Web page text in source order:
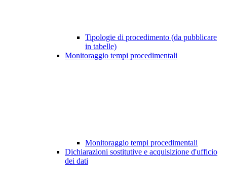
Tipologie di procedimento (da pubblicare
in tabelle)
Monitoraggio tempi procedimentali
Monitoraggio tempi procedimentali
Dichiarazioni sostitutive e acquisizione d'ufficio
dei dati